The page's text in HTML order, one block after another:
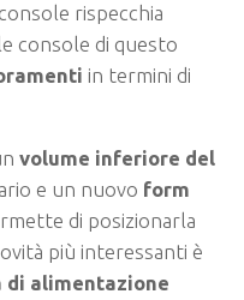
rispecchia
console di questo
in termini di
volume inferiore del
e un nuovo form
di posizionarla
più interessanti è
di alimentazione